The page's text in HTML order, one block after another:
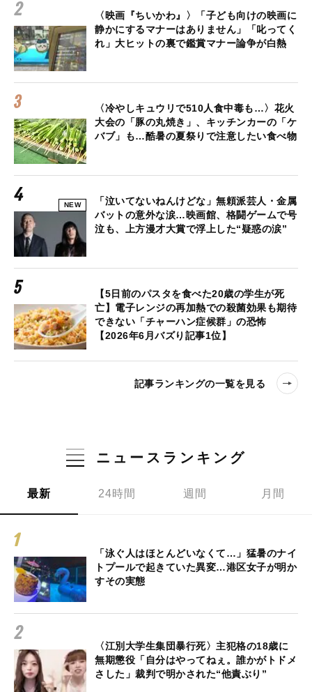
〈映画『ちいかわ』〉「子ども向けの映画に
静かにするマナーはありません」「叱ってく
れ」大ヒットの裏で鑑賞マナー論争が白熱
〈冷やしキュウリで510人食中毒も…〉花火
大会の「豚の丸焼き」、キッチンカーの「ケ
バブ」も…酷暑の夏祭りで注意したい食べ物
NEW
「泣いてないねんけどな」無頼派芸人・金属
バットの意外な涙…映画館、格闘ゲームで号
泣も、上方漫才大賞で浮上した“疑惑の涙”
【5日前のパスタを食べた20歳の学生が死
亡】電子レンジの再加熱での殺菌効果も期待
できない「チャーハン症候群」の恐怖
【2026年6月バズり記事1位】
記事ランキングの一覧を見る
ニュースランキング
最新 24時間 週間 月間
「泳ぐ人はほとんどいなくて…」猛暑のナイ
トプールで起きていた異変…港区女子が明か
すその実態
〈江別大学生集団暴行死〉主犯格の18歳に
無期懲役「自分はやってねぇ。誰かがトドメ
さした」裁判で明かされた“他責ぶり”